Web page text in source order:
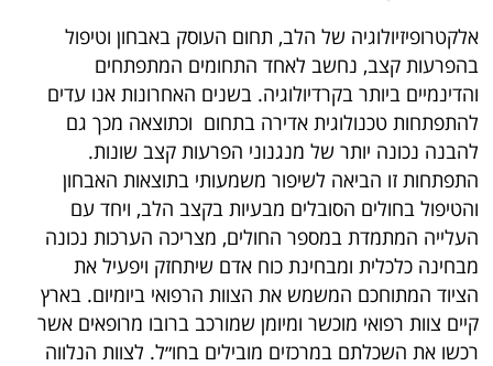
אלקטרופיזיולוגיה של הלב, תחום העוסק באבחון וטיפול
בהפרעות קצב, נחשב לאחד התחומים המתפתחים
והדינמיים ביותר בקרדיולוגיה. בשנים האחרונות אנו עדים
להתפתחות טכנולוגית אדירה בתחום וכתוצאה מכך גם
להבנה נכונה יותר של מנגנוני הפרעות קצב שונות.
התפתחות זו הביאה לשיפור משמעותי בתוצאות האבחון
והטיפול בחולים הסובלים מבעיות בקצב הלב, ויחד עם
העלייה המתמדת במספר החולים, מצריכה הערכות נכונה
מבחינה כלכלית ומבחינת כוח אדם שיתחזק ויפעיל את
הציוד המתוחכם המשמש את הצוות הרפואי ביומיום. בארץ
קיים צוות רפואי מוכשר ומיומן שמורכב ברובו מרופאים אשר
רכשו את השכלתם במרכזים מובילים בחו״ל. לצוות הנלווה